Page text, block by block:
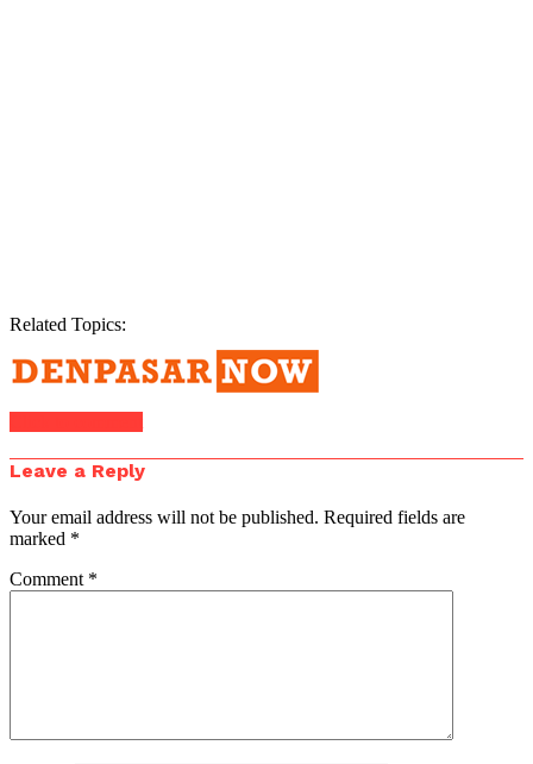
Related Topics:
Leave a Reply
Your email address will not be published. Required fields are
marked *
Comment *